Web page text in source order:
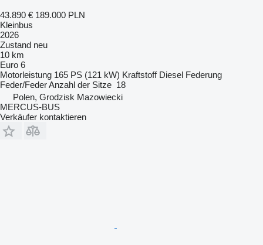
43.890 € 189.000 PLN
Kleinbus
2026
Zustand neu
10 km
Euro 6
Motorleistung 165 PS (121 kW) Kraftstoff Diesel Federung
Feder/FederAnzahl der Sitze 18
Polen, Grodzisk Mazowiecki
MERCUS-BUS
Verkäufer kontaktieren